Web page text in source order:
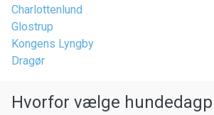
Charlottenlund
Glostrup
Kongens Lyngby
Dragør
Hvorfor vælge